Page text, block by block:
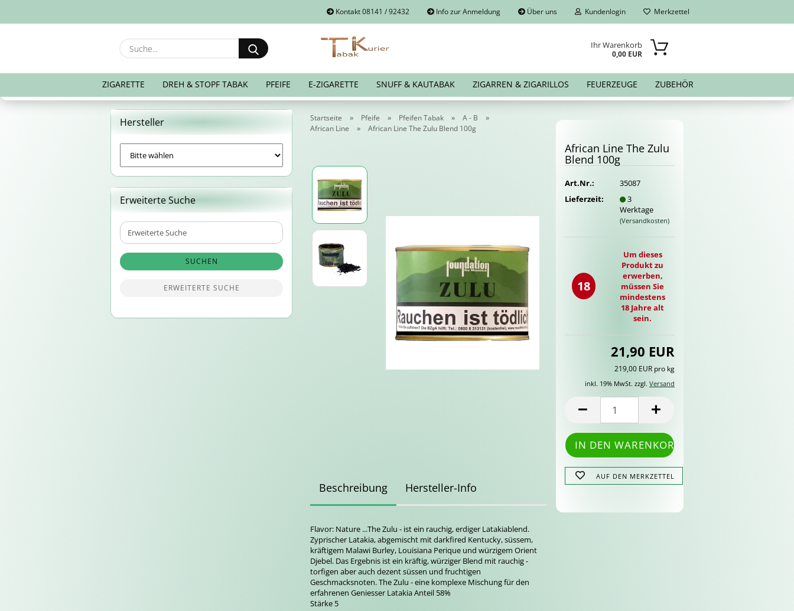
Kontakt 08141 / 92432 Info zur Anmeldung Über uns Kundenlogin Merkzettel
Suche... Ihr Warenkorb
0,00 EUR
ZIGARETTE DREH & STOPF TABAK PFEIFE E-ZIGARETTE SNUFF & KAUTABAK ZIGARREN & ZIGARILLOS FEUERZEUGE ZUBEHÖR
Startseite » Pfeife » Pfeifen Tabak » A - B »
African Line » African Line The Zulu Blend 100g
Af­ri­can Line The Zulu
Blend 100g
Art.Nr.:
35087
Lieferzeit:
3
Werktage
(Versandkosten)
18
Um dieses
Produkt zu
erwerben,
müssen Sie
mindestens
18 Jahre alt
sein.
21,90 EUR
219,00 EUR pro kg
inkl. 19% MwSt. zzgl. Versand
AUF DEN MERKZETTEL
Beschreibung Hersteller-Info
Flavor: Nature ...The Zulu - ist ein rauchig, erdiger Latakiablend.
Zyprischer Latakia, abgemischt mit darkfired Kentucky, süssem,
kräftigem Malawi Burley, Louisiana Perique und würzigem Orient
Djebel. Das Ergebnis ist ein kräftig, würziger Blend mit rauchig -
torfigen aber auch dezent süssen und fruchtigen
Geschmacksnoten. The Zulu - eine komplexe Mischung für den
erfahrenen Geniesser Latakia Anteil 58%
Stärke 5
Hersteller
Erweiterte Suche
Erweiterte
Suche
SUCHEN
ERWEITERTE SUCHE